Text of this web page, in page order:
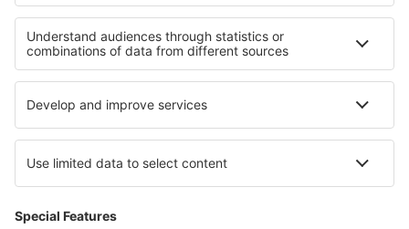
Hotels in Flanders Hotels in België Hotels in Senegal
Hotels op Isle of Man Hotels in Middle Pomerania
Hotels aan de Costa de Almeria
Hotels in Nationaal park Gorce